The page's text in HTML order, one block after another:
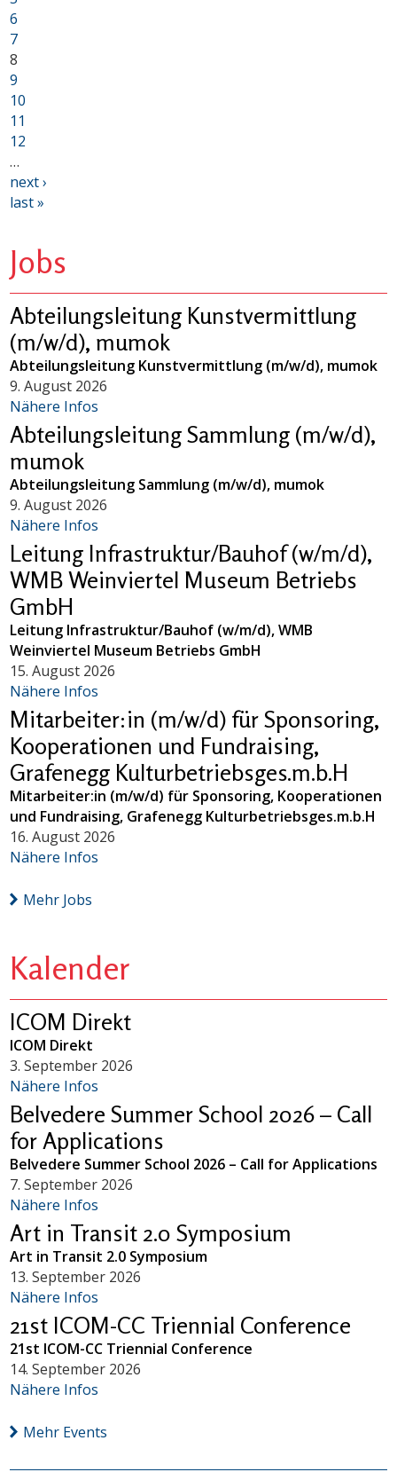
6
7
8
9
10
11
12
…
next ›
last »
Jobs
Abteilungsleitung Kunstvermittlung
(m/w/d), mumok
Abteilungsleitung Kunstvermittlung (m/w/d), mumok
9. August 2026
Nähere Infos
Abteilungsleitung Sammlung (m/w/d),
mumok
Abteilungsleitung Sammlung (m/w/d), mumok
9. August 2026
Nähere Infos
Leitung Infrastruktur/Bauhof (w/m/d),
WMB Weinviertel Museum Betriebs
GmbH
Leitung Infrastruktur/Bauhof (w/m/d), WMB
Weinviertel Museum Betriebs GmbH
15. August 2026
Nähere Infos
Mitarbeiter:in (m/w/d) für Sponsoring,
Kooperationen und Fundraising,
Grafenegg Kulturbetriebsges.m.b.H
Mitarbeiter:in (m/w/d) für Sponsoring, Kooperationen
und Fundraising, Grafenegg Kulturbetriebsges.m.b.H
16. August 2026
Nähere Infos
Mehr Jobs
Kalender
ICOM Direkt
ICOM Direkt
3. September 2026
Nähere Infos
Belvedere Summer School 2026 – Call
for Applications
Belvedere Summer School 2026 – Call for Applications
7. September 2026
Nähere Infos
Art in Transit 2.0 Symposium
Art in Transit 2.0 Symposium
13. September 2026
Nähere Infos
21st ICOM-CC Triennial Conference
21st ICOM-CC Triennial Conference
14. September 2026
Nähere Infos
Mehr Events